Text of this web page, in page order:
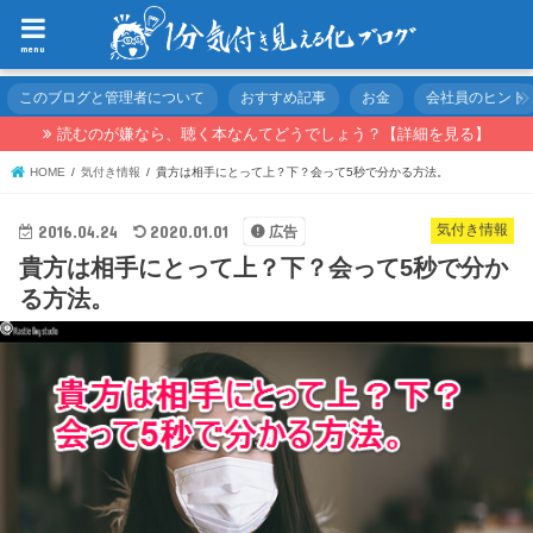
menu
このブログと管理者について おすすめ記事 お金 会社員のヒント
読むのが嫌なら、聴く本なんてどうでしょう？【詳細を見る】
HOME 気付き情報 貴方は相手にとって上？下？会って5秒で分かる方法。
気付き情報
2016.04.24 2020.01.01 広告
貴方は相手にとって上？下？会って5秒で分か
る方法。